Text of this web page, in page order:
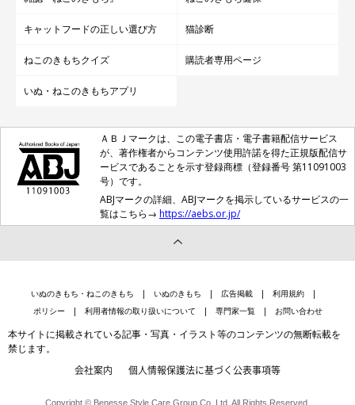
キャットフードの正しい選び方 猫診断
ねこのきもちクイズ 購読者専用ページ
いぬ・ねこのきもちアプリ
ＡＢＪマークは、この電子書店・電子書籍配信サービス
が、著作権者からコンテンツ使用許諾を得た正規版配信サ
ービスであることを示す登録商標（登録番号 第11091003
号）です。
ABJマークの詳細、ABJマークを掲示しているサービスの一
覧はこちら→ https://aebs.or.jp/
いぬのきもち・ねこのきもち いぬのきもち 広告掲載
利用規約
ポリシー
利用者情報の取り扱いについて 専門家一覧 お問い合わせ
本サイトに掲載されている記事・写真・イラスト等のコンテンツの無断転載を
禁じます。
会社案内 個人情報保護法に基づく公表事項等
Copyright © Benesse Style Care Group Co.,Ltd. All Rights Reserved.